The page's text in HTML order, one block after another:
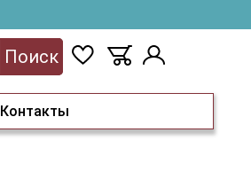
Контакты
Поиск